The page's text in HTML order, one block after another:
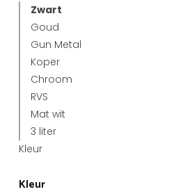
Zwart
Goud
Gun Metal
Koper
Chroom
RVS
Mat wit
3 liter
Kleur
Kleur